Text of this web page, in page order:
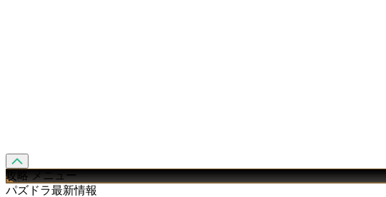
攻略 メニュー
パズドラ最新情報